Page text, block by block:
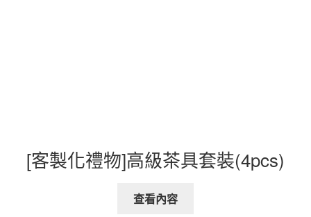
[客製化禮物]高級茶具套裝(4pcs)
查看內容